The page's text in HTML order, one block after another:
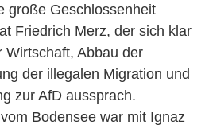
große Geschlossenheit
Friedrich Merz, der sich klar
Wirtschaft, Abbau der
der illegalen Migration und
zur AfD aussprach.
Bodensee war mit Ignaz